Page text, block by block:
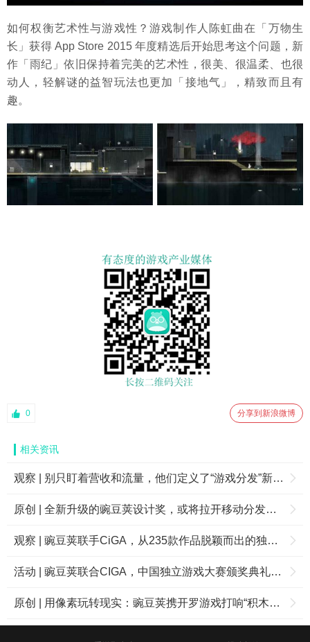
如何权衡艺术性与游戏性？游戏制作人陈虹曲在「万物生
长」获得 App Store 2015 年度精选后开始思考这个问题，新
作「雨纪」依旧保持着完美的艺术性，很美、很温柔、也很
动人，轻解谜的益智玩法也更加「接地气」，精致而且有
趣。
0 分享到新浪微博
相关资讯
观察 | 别只盯着营收和流量，他们定义了“游戏分发”新玩法
原创 | 全新升级的豌豆荚设计奖，或将拉开移动分发竞争的下半场
观察 | 豌豆荚联手CiGA，从235款作品脱颖而出的独立游戏大赛入围手游曝光
活动 | 豌豆荚联合CIGA，中国独立游戏大赛颁奖典礼10月底举行
原创 | 用像素玩转现实：豌豆荚携开罗游戏打响“积木计划”第一枪